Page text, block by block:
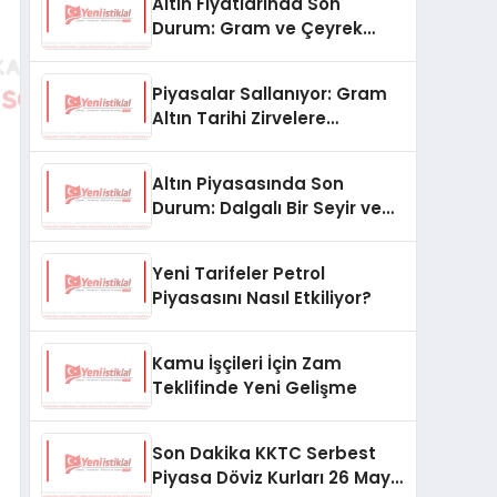
Durum: Gram ve Çeyrek
Piyasalar Sallanıyor: Gram
Altın Tarihi Zirvelere
Altın Piyasasında Son
Durum: Dalgalı Bir Seyir ve
Yeni Tarifeler Petrol
Piyasasını Nasıl Etkiliyor?
Kamu İşçileri İçin Zam
Teklifinde Yeni Gelişme
Son Dakika KKTC Serbest
Piyasa Döviz Kurları 26 Mayıs